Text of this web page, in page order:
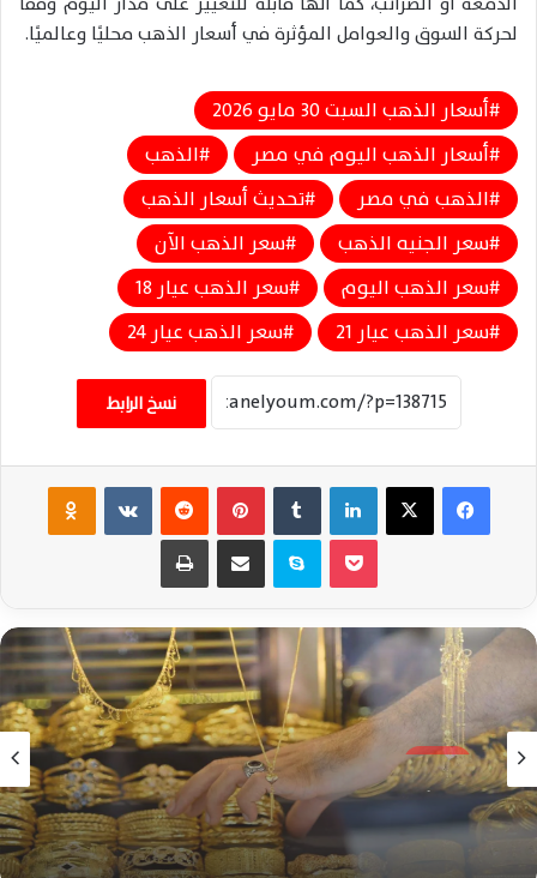
لحركة السوق والعوامل المؤثرة في أسعار الذهب محليًا وعالميًا.
أسعار الذهب السبت 30 مايو 2026
أسعار الذهب اليوم في مصر
الذهب
الذهب في مصر
تحديث أسعار الذهب
سعر الجنيه الذهب
سعر الذهب الآن
سعر الذهب اليوم
سعر الذهب عيار 18
سعر الذهب عيار 21
سعر الذهب عيار 24
نسخ الرابط
فيسبوك ‫X لينكدإن بينتيريست ‏VKontakte
سكايب مشاركة عبر البريد طباعة
الذهب
منذ 6 أيام
أسعار الذهب في مصر تستقر مع افتتاح البورصة
العالمية وترقب الأسواق الأمريكية اليوم